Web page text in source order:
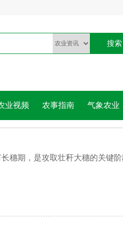
搜索
业视频 农事指南 气象农业
穗期，是攻取壮秆大穗的关键